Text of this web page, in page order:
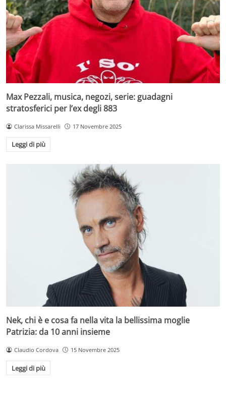
Max Pezzali, musica, negozi, serie: guadagni
stratosferici per l’ex degli 883
Clarissa Missarelli 17 Novembre 2025
Leggi di più
Nek, chi è e cosa fa nella vita la bellissima moglie
Patrizia: da 10 anni insieme
Claudio Cordova 15 Novembre 2025
Leggi di più